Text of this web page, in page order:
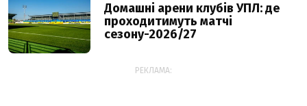
Домашні арени клубів УПЛ: де
проходитимуть матчі
сезону-2026/27
РЕКЛАМА: